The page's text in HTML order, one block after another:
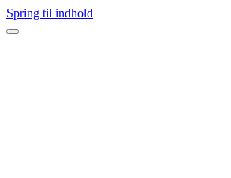
Spring til indhold
Navigation